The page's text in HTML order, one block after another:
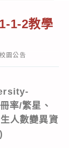
1-2教學
校園公告
率/繁星、
人數變異資